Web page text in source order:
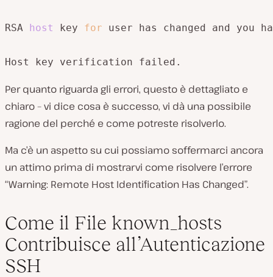
RSA host key for user has changed and you
Host key verification failed.
Per quanto riguarda gli errori, questo è dettagliato e
chiaro – vi dice cosa è successo, vi dà una possibile
ragione del perché e come potreste risolverlo.
Ma c’è un aspetto su cui possiamo soffermarci ancora
un attimo prima di mostrarvi come risolvere l’errore
“Warning: Remote Host Identification Has Changed”.
Come il File known_hosts
Contribuisce all’Autenticazione
SSH